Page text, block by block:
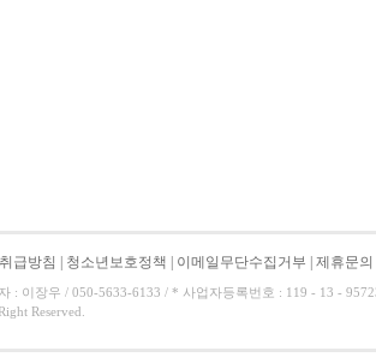
급방침 청소년보호정책 이메일무단수집거부 제휴문의
: 이장우 / 050-5633-6133 / * 사업자등록번호 : 119 - 13 -
Reserved.